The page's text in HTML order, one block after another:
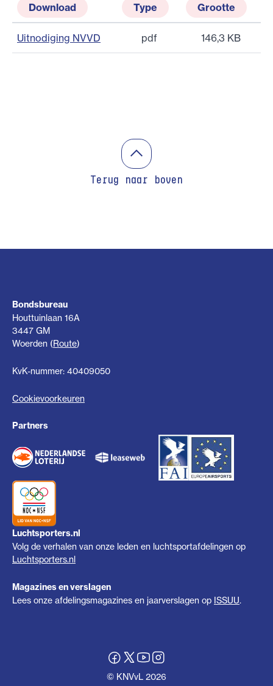
Download Type Grootte
Uitnodiging NVVD pdf 146,3 KB
Terug naar boven
Bondsbureau
Houttuinlaan 16A
3447 GM
Woerden (Route)
KvK-nummer: 40409050
Cookievoorkeuren
Partners
Luchtsporters.nl
Volg de verhalen van onze leden en luchtsportafdelingen op
Luchtsporters.nl
Magazines en verslagen
Lees onze afdelingsmagazines en jaarverslagen op ISSUU.
© KNVvL 2026